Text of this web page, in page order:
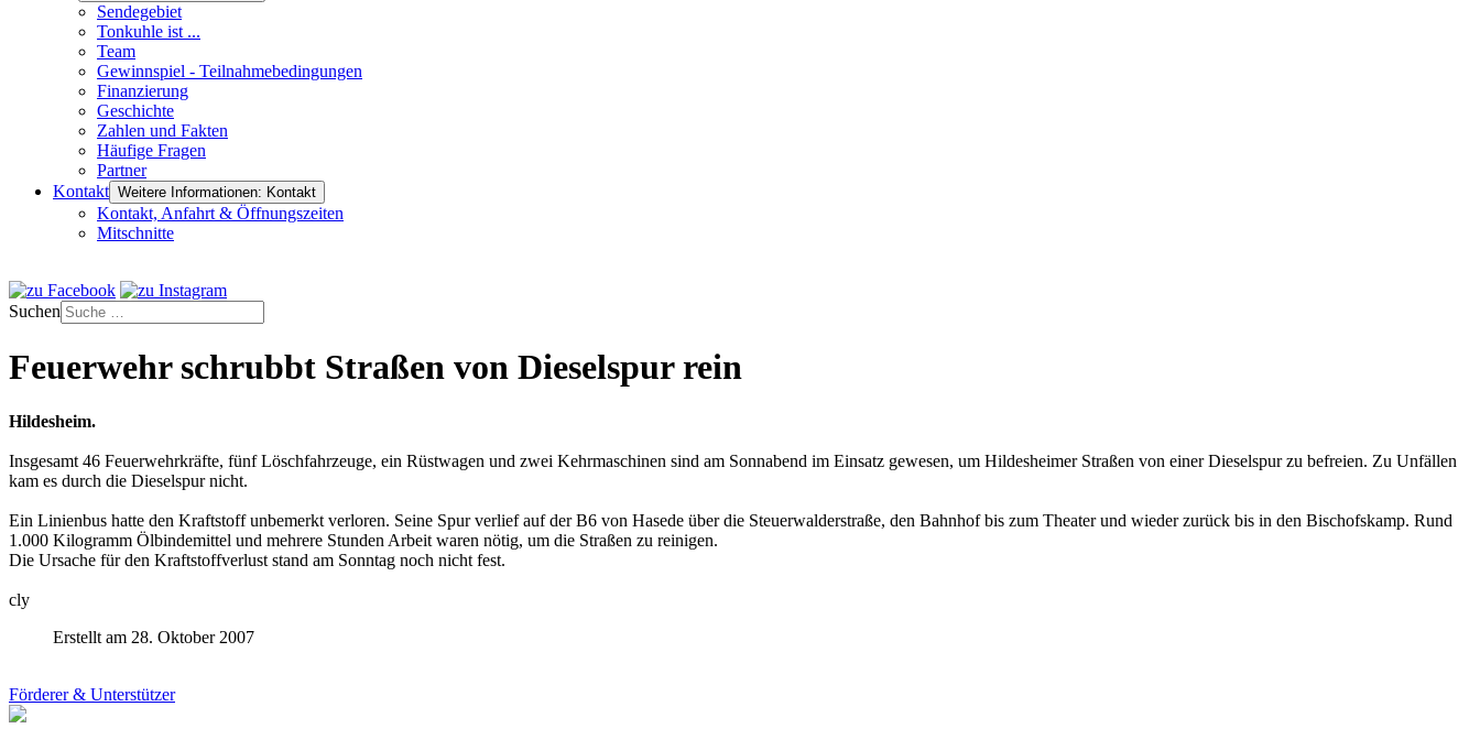
Sendegebiet
Tonkuhle ist ...
Team
Gewinnspiel - Teilnahmebedingungen
Finanzierung
Geschichte
Zahlen und Fakten
Häufige Fragen
Partner
Kontakt Weitere Informationen: Kontakt
Kontakt, Anfahrt & Öffnungszeiten
Mitschnitte
Suchen
Feuerwehr schrubbt Straßen von Dieselspur rein
Hildesheim.
Insgesamt 46 Feuerwehrkräfte, fünf Löschfahrzeuge, ein Rüstwagen und zwei Kehrmaschinen sind am Sonnabend im Einsatz gewesen, um Hildesheimer Straßen von einer Dieselspur zu befreien. Zu Unfällen
kam es durch die Dieselspur nicht.
Ein Linienbus hatte den Kraftstoff unbemerkt verloren. Seine Spur verlief auf der B6 von Hasede über die Steuerwalderstraße, den Bahnhof bis zum Theater und wieder zurück bis in den Bischofskamp. Rund
1.000 Kilogramm Ölbindemittel und mehrere Stunden Arbeit waren nötig, um die Straßen zu reinigen.
Die Ursache für den Kraftstoffverlust stand am Sonntag noch nicht fest.
cly
Erstellt am 28. Oktober 2007
Förderer & Unterstützer